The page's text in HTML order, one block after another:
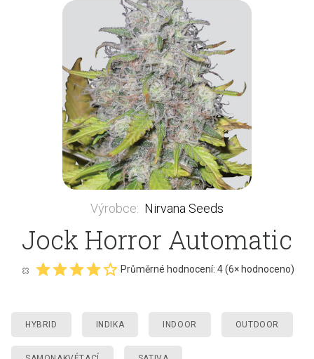
Výrobce: Nirvana Seeds
Jock Horror Automatic
Průměrné hodnocení: 4(6× hodnoceno)
HYBRID INDIKA INDOOR OUTDOOR